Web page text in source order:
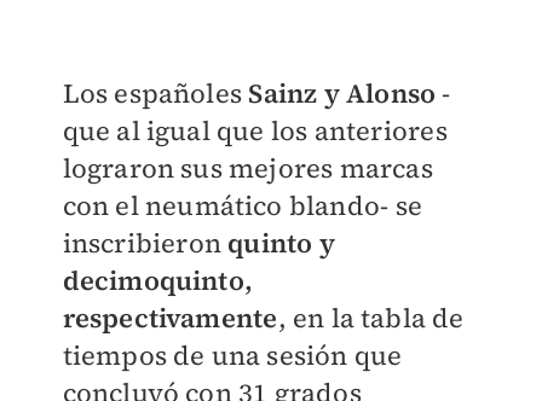
Los españoles Sainz y Alonso -
que al igual que los anteriores
lograron sus mejores marcas
con el neumático blando- se
inscribieron quinto y
decimoquinto,
respectivamente, en la tabla de
tiempos de una sesión que
concluyó con 31 grados